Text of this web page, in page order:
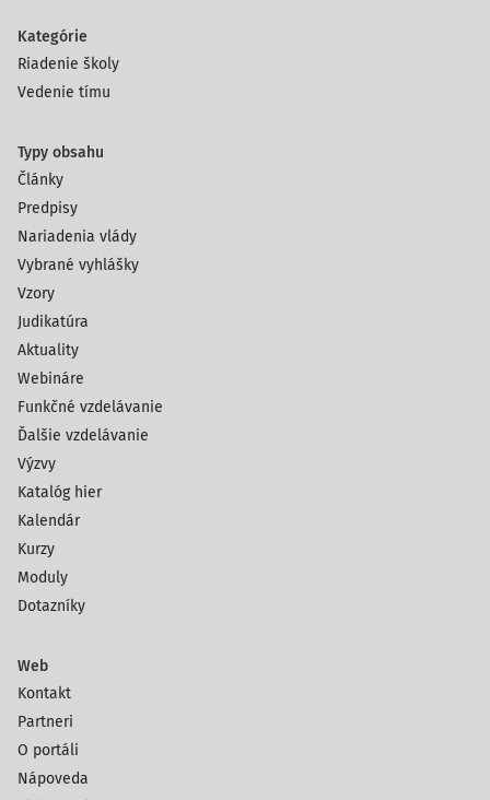
Kategórie
Riadenie školy
Vedenie tímu
Typy obsahu
Články
Predpisy
Nariadenia vlády
Vybrané vyhlášky
Vzory
Judikatúra
Aktuality
Webináre
Funkčné vzdelávanie
Ďalšie vzdelávanie
Výzvy
Katalóg hier
Kalendár
Kurzy
Moduly
Dotazníky
Web
Kontakt
Partneri
O portáli
Nápoveda